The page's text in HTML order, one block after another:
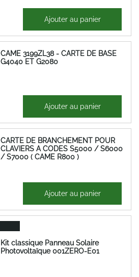
Ajouter au panier
CAME 3199ZL38 - CARTE DE BASE
G4040 ET G2080
Ajouter au panier
CARTE DE BRANCHEMENT POUR
CLAVIERS A CODES S5000 / S6000
/ S7000 ( CAME R800 )
Ajouter au panier
Kit classique Panneau Solaire
Photovoltaïque 001ZERO-E01